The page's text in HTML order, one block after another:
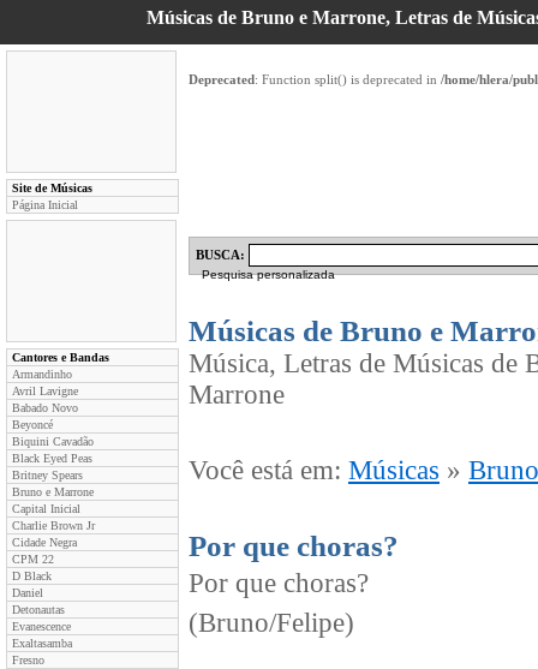
Músicas de Bruno e Marrone, Letras de
Site de Músicas
Página Inicial
Cantores e Bandas
Armandinho
Avril Lavigne
Babado Novo
Beyoncé
Biquini Cavadão
Black Eyed Peas
Britney Spears
Bruno e Marrone
Capital Inicial
Charlie Brown Jr
Cidade Negra
CPM 22
D Black
Daniel
Detonautas
Evanescence
Exaltasamba
Fresno
Deprecated: Function split() is deprecated in /home/hlera/
BUSCA:
Pesquisa personalizada
Músicas de Bruno e
Música, Letras de Músicas de
Marrone
Você está em: Músicas »
Por que choras?
Por que choras?
(Bruno/Felipe)